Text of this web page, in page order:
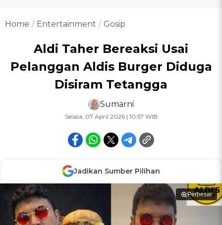
Home Entertainment Gosip
Aldi Taher Bereaksi Usai
Pelanggan Aldis Burger Diduga
Disiram Tetangga
Sumarni
Selasa, 07 April 2026 | 10:57 WIB
Jadikan Sumber Pilihan
Perbesar